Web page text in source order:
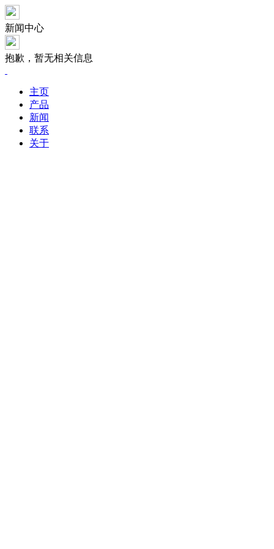
新闻中心
抱歉，暂无相关信息
主页
产品
新闻
联系
关于